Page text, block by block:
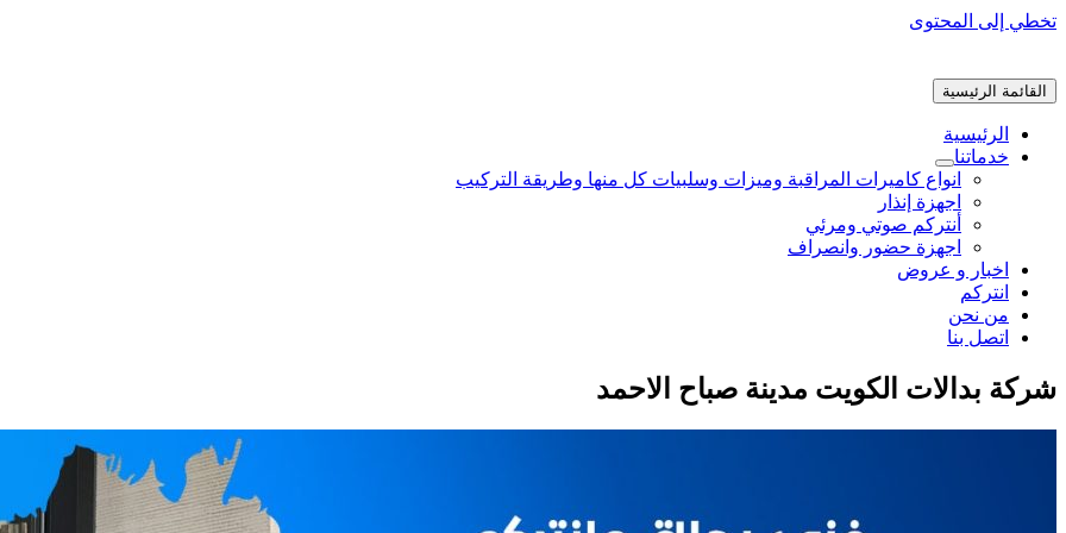
تخطي إلى المحتوى
القائمة الرئيسية
الرئيسية
خدماتنا
انواع كاميرات المراقبة وميزات وسلبيات كل منها وطريقة التركيب
اجهزة إنذار
أنتركم صوتي ومرئي
اجهزة حضور وانصراف
اخبار و عروض
انتركم
من نحن
اتصل بنا
شركة بدالات الكويت مدينة صباح الاحمد